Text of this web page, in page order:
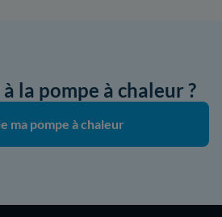
la pompe à chaleur ?
ma pompe à chaleur